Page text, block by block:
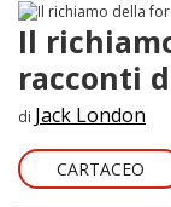
Il
racconti
di Jack London
CARTACEO